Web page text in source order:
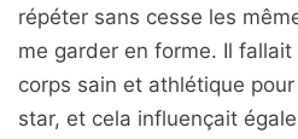
répéter sans cesse les
me garder en forme. Il
corps sain et athlétique
star, et cela influençait